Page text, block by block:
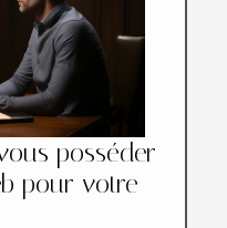
posséder
pour votre